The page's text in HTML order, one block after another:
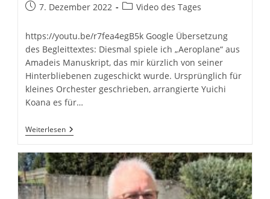
Beitrag7. Dezember 2022
Beitrags-
Video des Tages
https://youtu.be/r7fea4egB5k Google Übersetzung
des Begleittextes: Diesmal spiele ich „Aeroplane“ aus
Amadeis Manuskript, das mir kürzlich von seiner
Hinterbliebenen zugeschickt wurde. Ursprünglich für
kleines Orchester geschrieben, arrangierte Yuichi
Koana es für…
WeiterlesenAmedeo
Amadei
Galop
„Aeroplane“